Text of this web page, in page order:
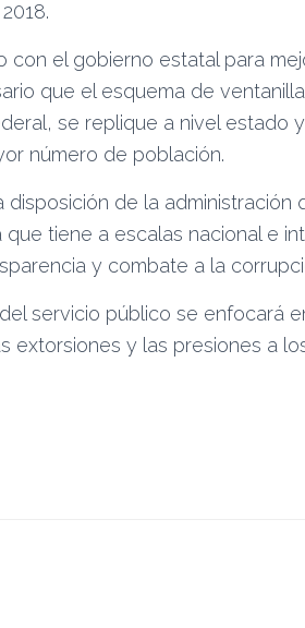
con el gobierno estatal para
que el esquema de
se replique a nivel estado
número de población.
de la administración
tiene a escalas nacional e
y combate a la
servicio público se enfocará
extorsiones y las presiones a